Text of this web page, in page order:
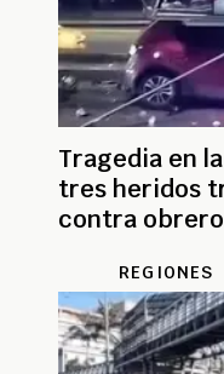
Tragedia en
tres heridos
contra
REGIONES